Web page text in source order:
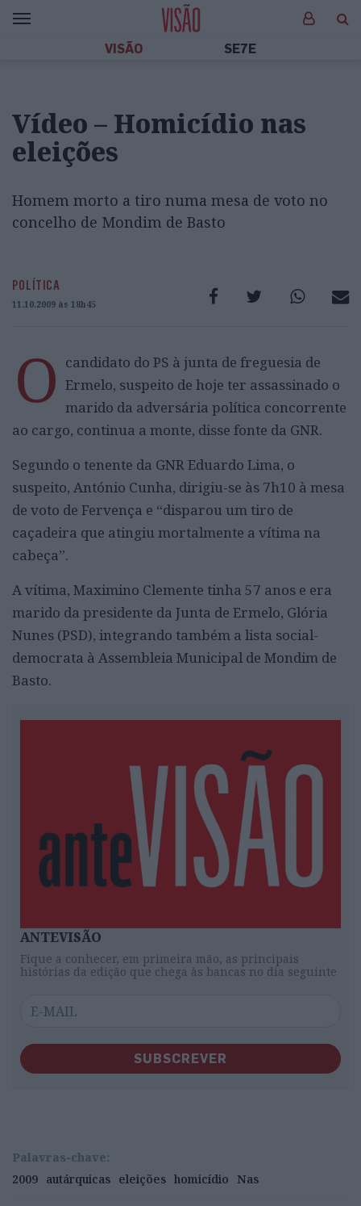
VISÃO SE7E
Vídeo – Homicídio nas
eleições
Homem morto a tiro numa mesa de voto no
concelho de Mondim de Basto
POLÍTICA
11.10.2009 às 18h45
O candidato do PS à junta de freguesia de
Ermelo, suspeito de hoje ter assassinado o
marido da adversária política concorrente
ao cargo, continua a monte, disse fonte da GNR.
Segundo o tenente da GNR Eduardo Lima, o
suspeito, António Cunha, dirigiu-se às 7h10 à mesa
de voto de Fervença e “disparou um tiro de
caçadeira que atingiu mortalmente a vítima na
cabeça”.
A vítima, Maximino Clemente tinha 57 anos e era
marido da presidente da Junta de Ermelo, Glória
Nunes (PSD), integrando também a lista social-
democrata à Assembleia Municipal de Mondim de
Basto.
ANTEVISÃO
Fique a conhecer, em primeira mão, as principais
histórias da edição que chega às bancas no dia seguinte
SUBSCREVER
Palavras-chave:
2009 autárquicas eleições homicídio Nas